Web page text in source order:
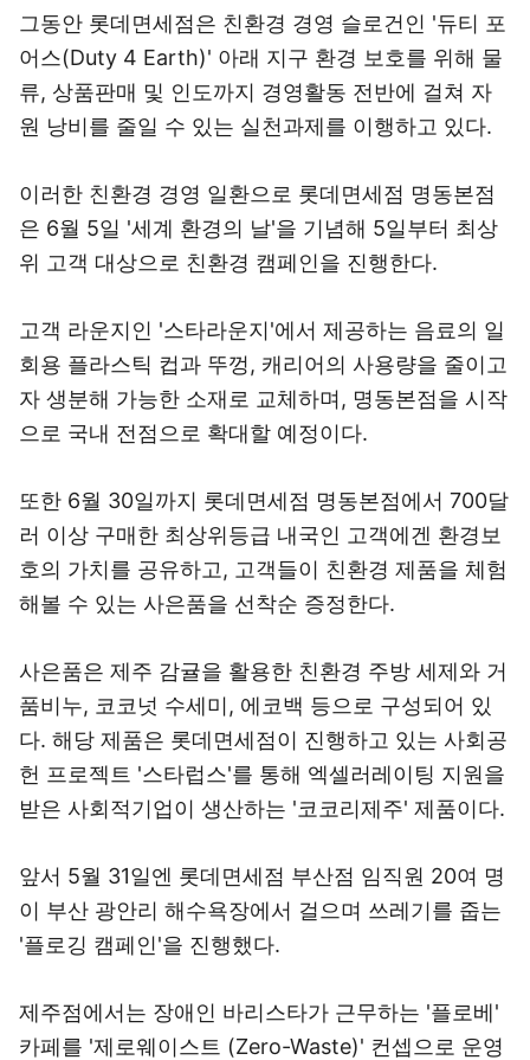
그동안 롯데면세점은 친환경 경영 슬로건인 '듀티 포
어스(Duty 4 Earth)' 아래 지구 환경 보호를 위해 물
류, 상품판매 및 인도까지 경영활동 전반에 걸쳐 자
원 낭비를 줄일 수 있는 실천과제를 이행하고 있다.
이러한 친환경 경영 일환으로 롯데면세점 명동본점
은 6월 5일 '세계 환경의 날'을 기념해 5일부터 최상
위 고객 대상으로 친환경 캠페인을 진행한다.
고객 라운지인 '스타라운지'에서 제공하는 음료의 일
회용 플라스틱 컵과 뚜껑, 캐리어의 사용량을 줄이고
자 생분해 가능한 소재로 교체하며, 명동본점을 시작
으로 국내 전점으로 확대할 예정이다.
또한 6월 30일까지 롯데면세점 명동본점에서 700달
러 이상 구매한 최상위등급 내국인 고객에겐 환경보
호의 가치를 공유하고, 고객들이 친환경 제품을 체험
해볼 수 있는 사은품을 선착순 증정한다.
사은품은 제주 감귤을 활용한 친환경 주방 세제와 거
품비누, 코코넛 수세미, 에코백 등으로 구성되어 있
다. 해당 제품은 롯데면세점이 진행하고 있는 사회공
헌 프로젝트 '스타럽스'를 통해 엑셀러레이팅 지원을
받은 사회적기업이 생산하는 '코코리제주' 제품이다.
앞서 5월 31일엔 롯데면세점 부산점 임직원 20여 명
이 부산 광안리 해수욕장에서 걸으며 쓰레기를 줍는
'플로깅 캠페인'을 진행했다.
제주점에서는 장애인 바리스타가 근무하는 '플로베'
카페를 '제로웨이스트 (Zero-Waste)' 컨셉으로 운영